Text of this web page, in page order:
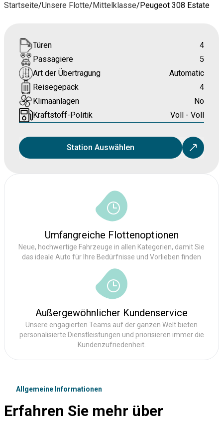
Startseite/Unsere Flotte/Mittelklasse/Peugeot 308 Estate
Umfangreiche Flottenoptionen
Neue, hochwertige Fahrzeuge in allen Kategorien, damit Sie
das ideale Auto für Ihre Bedürfnisse und Vorlieben finden
Außergewöhnlicher Kundenservice
Unsere engagierten Teams auf der ganzen Welt bieten
personalisierte Dienstleistungen und priorisieren immer die
Kundenzufriedenheit.
Türen
4
Passagiere
5
Art der Übertragung
Automatic
Reisegepäck
4
Klimaanlagen
No
Kraftstoff-Politik
Voll - Voll
Station Auswählen
Allgemeine Informationen
Erfahren Sie mehr über